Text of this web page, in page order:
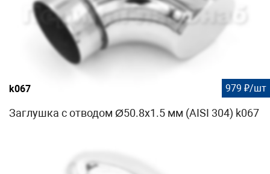
k067 979 ₽/шт
Заглушка с отводом Ø50.8х1.5 мм (AISI 304) k067